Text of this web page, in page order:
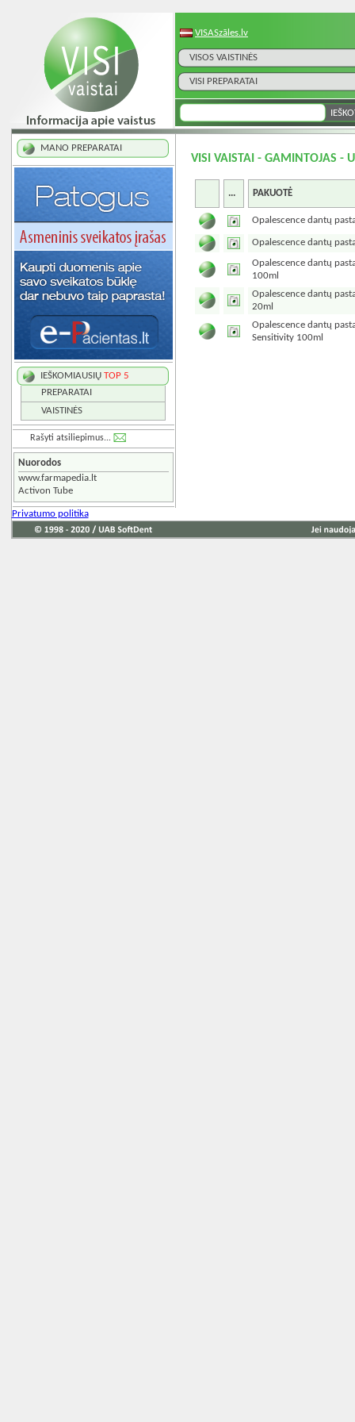
VISASzāles.lv
VISOS VAISTINĖS
VISI PREPARATAI
MANO PREPARATAI
IEŠKOMIAUSIŲ TOP 5
PREPARATAI
VAISTINĖS
Rašyti atsiliepimus...
Nuorodos
www.farmapedia.lt
Activon Tube
VISI VAISTAI - GAMINTOJAS -
... PAKUOTĖ
Opalescence dantų
Opalescence dantų
Opalescence dantų
100ml
Opalescence dantų
20ml
Opalescence dantų
Sensitivity 100ml
Privatumo politika